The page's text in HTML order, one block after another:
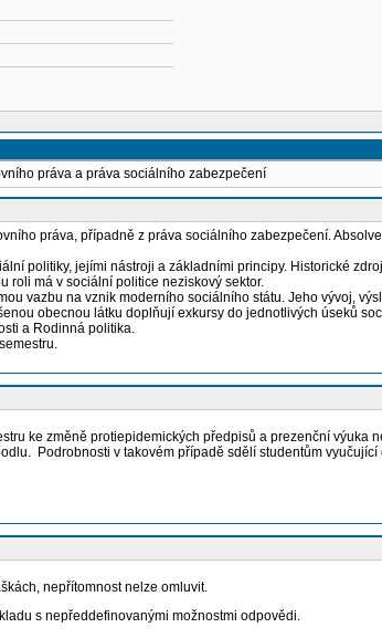
práva a práva sociálního zabezpečení
práva, případně z práva sociálního zabezpečení.
politiky, jejími nástroji a základními principy. Historické
roli má v sociální politice neziskový sektor.
vazbu na vznik moderního sociálního státu. Jeho vývoj,
obecnou látku doplňují exkursy do jednotlivých úseků
a Rodinná politika.
ke změně protiepidemických předpisů a prezenční
Podrobnosti v takovém případě sdělí studentům vyučující
nepřítomnost nelze omluvit.
s nepředdefinovanými možnostmi odpovědi.